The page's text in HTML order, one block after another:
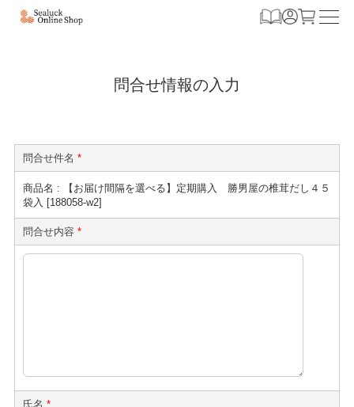
問合せ情報の入力
問合せ件名 *
商品名 : 【お届け間隔を選べる】定期購入 勝男屋の椎茸だし４５
袋入 [188058-w2]
問合せ内容 *
氏名 *